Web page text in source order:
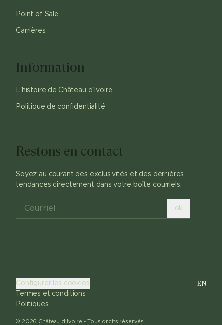
Point of Sale
Carrières
Information
L'histoire de Château d'Ivoire
Politique de confidentialité
Restons en contact
Soyez au courant des exclusivités et des dernières
tendances directement dans votre boîte courriels.
ok
© 2026 Château d'Ivoire - Tous droits réservés
Configurer les cookies
Termes et conditions
Politiques
EN